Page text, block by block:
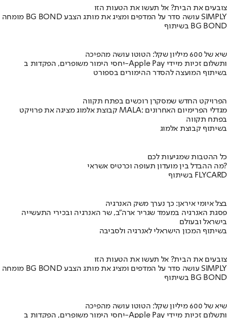
צובעים את הבית? אל תעשו את הטעות הזו
מומחה BG BOND עושה סדר על המדפים ומציג את מותג הצבע SIMPLY
בשיתוף BG BOND
שיא של 600 מיליון שקל: הטוטו עושה מהפיכה
יחסי הימור משופרים, הפקדות ב-Apple Pay ותשלום זכיות מיידי
בשיתוף המועצה להסדר ההימורים בספורט
הפרויקט החדש שמסקרן רוכשים בפתח תקווה
קבוצת אלמוג מציגה את פרויקט MALA: מגדלי הפרימיום האחרונים
בפתח תקווה
בשיתוף קבוצת אלמוג
כל ההטבות שמגיעות לכם
מה ההבדל בין מועדון תעופה וכרטיס אשראי?
בשיתוף FLYCARD
בצל איומי איראן: כך נערך משק האנרגיה
פסגת האנרגיה במעמד שגריר ארה"ב, שר האנרגיה ובכירי התעשייה
בישראל ובעולם
בשיתוף המכון הישראלי לאנרגיה ולסביבה
צובעים את הבית? אל תעשו את הטעות הזו
מומחה BG BOND עושה סדר על המדפים ומציג את מותג הצבע SIMPLY
בשיתוף BG BOND
שיא של 600 מיליון שקל: הטוטו עושה מהפיכה
יחסי הימור משופרים, הפקדות ב-Apple Pay ותשלום זכיות מיידי